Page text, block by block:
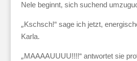
Nele beginnt, sich suchend
„Kschsch!“ sage ich jetzt,
Karla.
„MAAAAUUUU!!!!“ antwortet sie